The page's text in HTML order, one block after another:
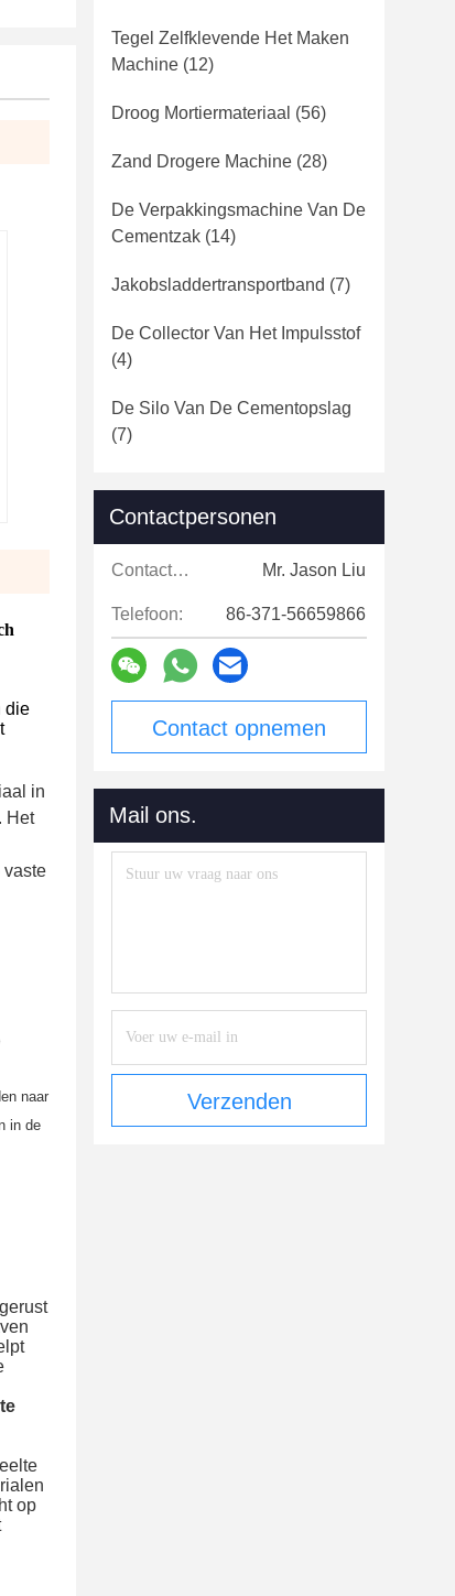
die
in
Het
vaste
naar
in de
op
Tegel Zelfklevende Het Maken
Machine (12)
Droog Mortiermateriaal (56)
Zand Drogere Machine (28)
De Verpakkingsmachine Van De
Cementzak (14)
Jakobsladdertransportband (7)
De Collector Van Het Impulsstof
(4)
De Silo Van De Cementopslag
(7)
Contactpersonen
Contactpersonen: Mr. Jason Liu
Telefoon: 86-371-56659866
Contact opnemen
Mail ons.
Verzenden